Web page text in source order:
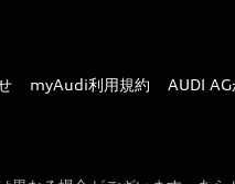
myAudi利用規約
AUDI